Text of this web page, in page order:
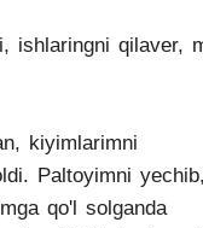
ishlaringni qilaver,
kiyimlarimni
Paltoyimni yechib,
qo'l solganda